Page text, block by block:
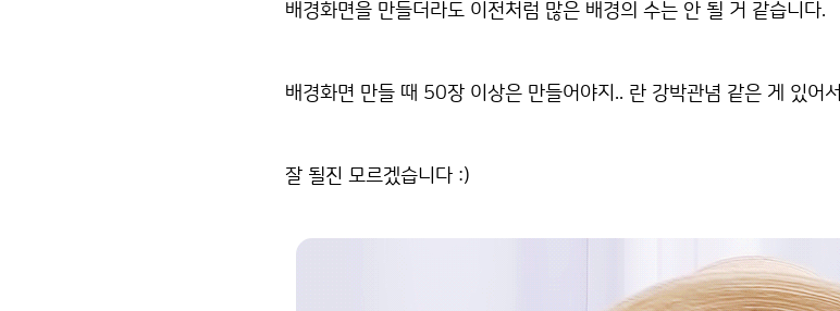
배경화면을 만들더라도 이전처럼 많은 배경의 수는 안 될 거 같습니다.
배경화면 만들 때 50장 이상은 만들어야지.. 란 강박관념 같은 게 있어서
잘 될진 모르겠습니다 :)